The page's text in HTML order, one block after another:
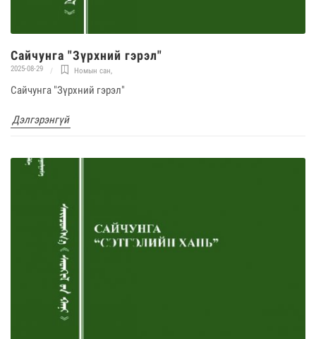
Сайчунга "Зүрхний гэрэл"
2025-08-29 Номын сан,
Сайчунга "Зүрхний гэрэл"
Дэлгэрэнгүй